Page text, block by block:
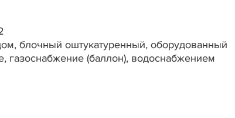
блочный оштукатуренный, оборудованный
газоснабжение (баллон), водоснабжением